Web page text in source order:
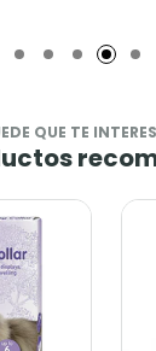
QUE TE